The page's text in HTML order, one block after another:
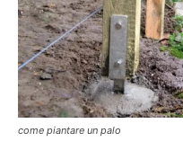
come piantare un palo